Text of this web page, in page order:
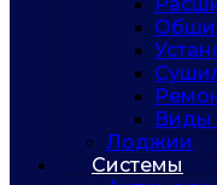
Виды
Лоджии
Системы